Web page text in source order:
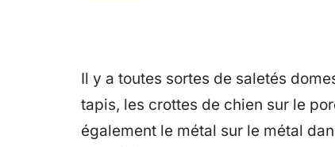
Il y a toutes sortes de saletés
tapis, les crottes de chien sur le
également le métal sur le métal